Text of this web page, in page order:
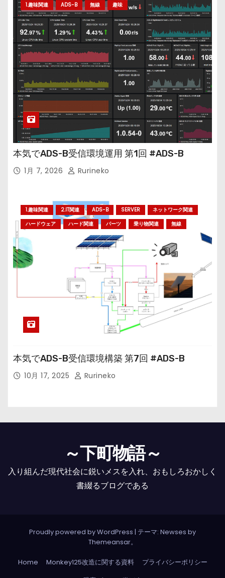
1.趣味関連 ADS-B 無線 趣味
本気でADS-B受信環境運用 第1回 #ADS-B
1月 7, 2026 Rurineko
1.趣味関連 2.IT関連 ADS-B SERVER
ネットワーク関連
ハードウェア
ハード関連 パーツ 乗り物関連 無線
本気でADS-B受信環境構築 第7回 #ADS-B
10月 17, 2025 Rurineko
～下町物語～
入り組んだ現代社会に鋭いメスを入れ、おもしろおかしく
書綴るブログである
Proudly powered by WordPress | テーマ: Newses by
Themeansar。
Home Monkey125改造に関する資料
プライバシーポリシー